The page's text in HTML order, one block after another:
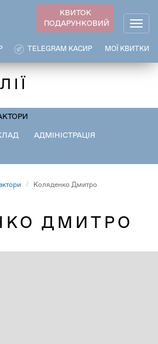
КВИТОК
ПОДАРУНКОВИЙ
МОЇ КВИТКИ
TELEGRAM КАСИР
АДМІНІСТРАЦІЯ
Коляденко Дмитро
ДМИТРО